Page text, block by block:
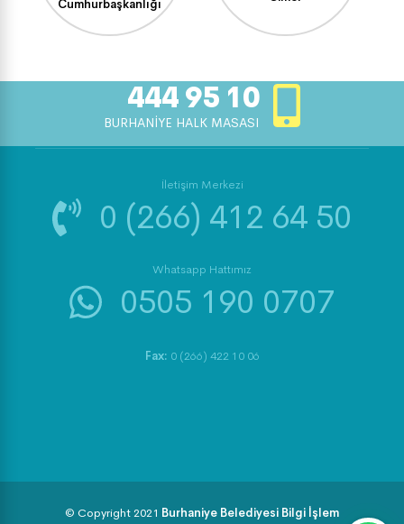
Cumhurbaşkanlığı
444 95 10
BURHANİYE HALK MASASI
İletişim Merkezi
0 (266) 412 64 50
Whatsapp Hattımız
0505 190 0707
Fax: 0 (266) 422 10 06
© Copyright 2021 Burhaniye Belediyesi Bilgi İşlem